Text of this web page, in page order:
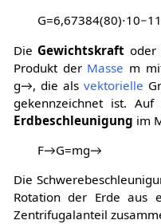
G=6,67384(80)⋅10−1 1
DieGewichtskraft oder
Produkt der Masse m
g→, die als vektorielle
gekennzeichnet ist. Auf
Erdbeschleunigung im
F→G=mg→
Die
Rotation der Erde aus
Zentrifugalanteil